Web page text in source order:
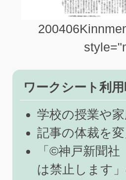
ワークシート利
学校の授業や
記事の体裁を
「©神戸新聞
は禁止します